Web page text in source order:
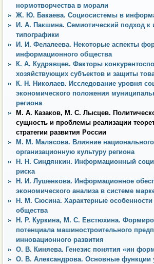
нормотворчества в морали
Ж. Ю. Бакаева. Социосистемы в
И. А. Пакшина. Семиотический подход к
типографики
И. И. Фелалеева. Некоторые аспекты
информационного общества
К. А. Кудрявцев. Факторы
хозяйствующих субъектов и защиты
К. Н. Николаев. Исследование уровня
экономического положения
региона
М. А. Казаков, М. С. Лысцев.
сущность и проблемы реализации
стратегии развития России
М. М. Малясова. Влияние национального
организационную культуру региона
Н. Н. Синдянкин. Информационный
риска
Н. И. Лушенкова. Информационное
экономического анализа в системе
Н. М. Сюсина. Характерные
общества
Н. Р. Куркина, М. С. Евстюхина.
потенциала машиностроительного
инновационного развития
О. В. Киняева. Генезис понятия «ин
О. В. Александрова. Основные функции